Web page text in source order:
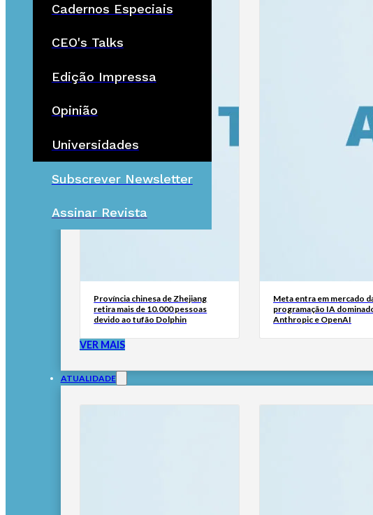
Cadernos Especiais
CEO's Talks
Edição Impressa
Opinião
Universidades
Subscrever Newsletter
Assinar Revista
Província chinesa de Zhejiang
retira mais de 10.000 pessoas
devido ao tufão Dolphin
Meta entra em mercado
programação IA
Anthropic e OpenAI
VER MAIS
ATUALIDADE